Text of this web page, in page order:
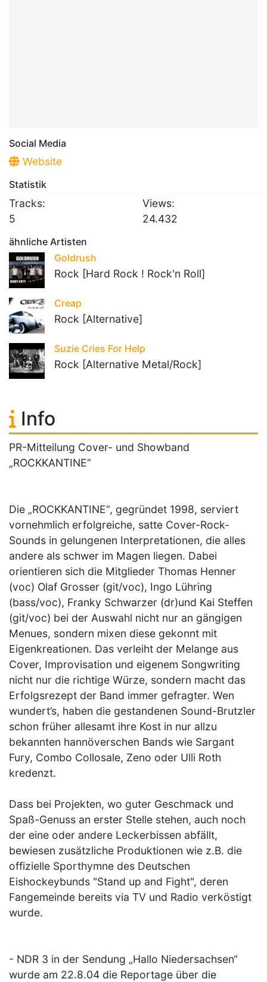
Social Media
Website
Statistik
Tracks:
5
Views:
24.432
ähnliche Artisten
Goldrush
Rock [Hard Rock ! Rock'n Roll]
Creap
Rock [Alternative]
Suzie Cries For Help
Rock [Alternative Metal/Rock]
Info
PR-Mitteilung Cover- und Showband
„ROCKKANTINE“
Die „ROCKKANTINE“, gegründet 1998, serviert
vornehmlich erfolgreiche, satte Cover-Rock-
Sounds in gelungenen Interpretationen, die alles
andere als schwer im Magen liegen. Dabei
orientieren sich die Mitglieder Thomas Henner
(voc) Olaf Grosser (git/voc), Ingo Lühring
(bass/voc), Franky Schwarzer (dr)und Kai Steffen
(git/voc) bei der Auswahl nicht nur an gängigen
Menues, sondern mixen diese gekonnt mit
Eigenkreationen. Das verleiht der Melange aus
Cover, Improvisation und eigenem Songwriting
nicht nur die richtige Würze, sondern macht das
Erfolgsrezept der Band immer gefragter. Wen
wundert’s, haben die gestandenen Sound-Brutzler
schon früher allesamt ihre Kost in nur allzu
bekannten hannöverschen Bands wie Sargant
Fury, Combo Collosale, Zeno oder Ulli Roth
kredenzt.
Dass bei Projekten, wo guter Geschmack und
Spaß-Genuss an erster Stelle stehen, auch noch
der eine oder andere Leckerbissen abfällt,
bewiesen zusätzliche Produktionen wie z.B. die
offizielle Sporthymne des Deutschen
Eishockeybunds "Stand up and Fight", deren
Fangemeinde bereits via TV und Radio verköstigt
wurde.
- NDR 3 in der Sendung „Hallo Niedersachsen“
wurde am 22.8.04 die Reportage über die